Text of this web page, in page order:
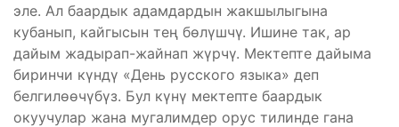
эле. Ал баардык адамдардын жакшылыгына
кубанып, кайгысын тең бөлүшчү. Ишине так, ар
дайым жадырап-жайнап жүрчү. Мектепте дайыма
биринчи күндү «День русского языка» деп
белгилөөчүбүз. Бул күнү мектепте баардык
окуучулар жана мугалимдер орус тилинде гана